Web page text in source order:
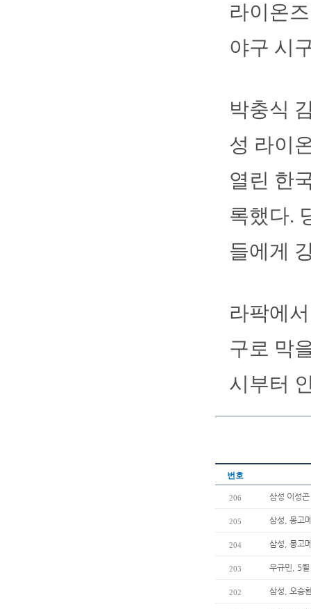
라이온
야구 시
박충식
성 라이
열린 한
록했다.
들에게
라팍에
구로 막
시부터
번호
206 삼성 이성
205 삼성, 몽고
204 삼성, 몽고
203 우규민, 5
202 삼성, 오승